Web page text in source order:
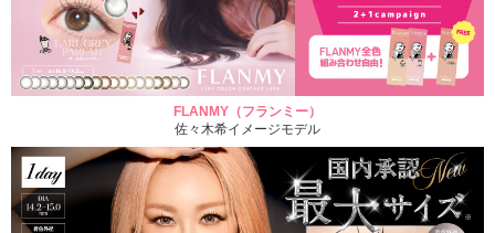
FLANMY（フランミー）
佐々木希イメージモデル